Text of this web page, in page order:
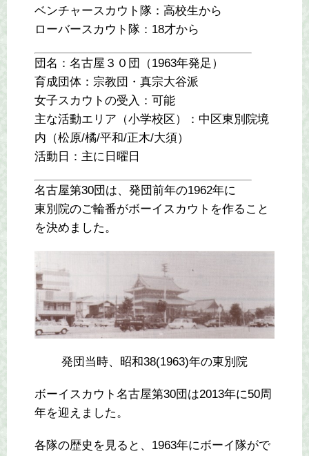
ベンチャースカウト隊：高校生から
ローバースカウト隊：18才から
団名：名古屋３０団（1963年発足）
育成団体：宗教団・真宗大谷派
女子スカウトの受入：可能
主な活動エリア（小学校区）：中区東別院境
内（松原/橘/平和/正木/大須）
活動日：主に日曜日
名古屋第30団は、発団前年の1962年に
東別院のご輪番がボーイスカウトを作ること
を決めました。
発団当時、昭和38(1963)年の東別院
ボーイスカウト名古屋第30団は2013年に50周
年を迎えました。
各隊の歴史を見ると、1963年にボーイ隊がで